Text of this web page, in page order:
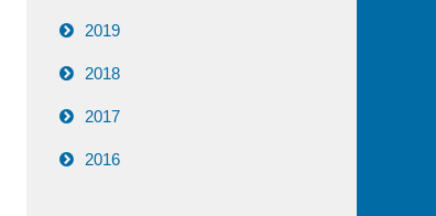
2019
2018
2017
2016